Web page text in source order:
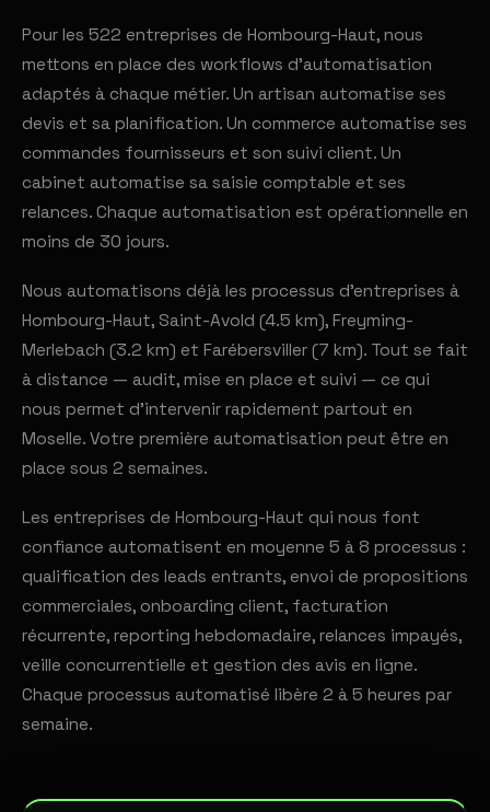
Pour les 522 entreprises de Hombourg-Haut, nous
mettons en place des workflows d'automatisation
adaptés à chaque métier. Un artisan automatise ses
devis et sa planification. Un commerce automatise ses
commandes fournisseurs et son suivi client. Un
cabinet automatise sa saisie comptable et ses
relances. Chaque automatisation est opérationnelle en
moins de 30 jours.
Nous automatisons déjà les processus d'entreprises à
Hombourg-Haut, Saint-Avold (4.5 km), Freyming-
Merlebach (3.2 km) et Farébersviller (7 km). Tout se fait
à distance — audit, mise en place et suivi — ce qui
nous permet d'intervenir rapidement partout en
Moselle. Votre première automatisation peut être en
place sous 2 semaines.
Les entreprises de Hombourg-Haut qui nous font
confiance automatisent en moyenne 5 à 8 processus :
qualification des leads entrants, envoi de propositions
commerciales, onboarding client, facturation
récurrente, reporting hebdomadaire, relances impayés,
veille concurrentielle et gestion des avis en ligne.
Chaque processus automatisé libère 2 à 5 heures par
semaine.